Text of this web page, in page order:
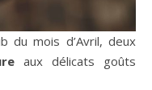
du mois d’Avril, deux
aux délicats goûts